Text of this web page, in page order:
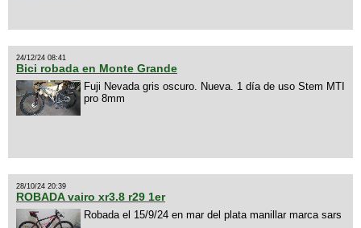
24/12/24 08:41
Bici robada en Monte Grande
Fuji Nevada gris oscuro. Nueva. 1 día de uso Stem MTI
pro 8mm
28/10/24 20:39
ROBADA vairo xr3.8 r29 1er
Robada el 15/9/24 en mar del plata manillar marca sars